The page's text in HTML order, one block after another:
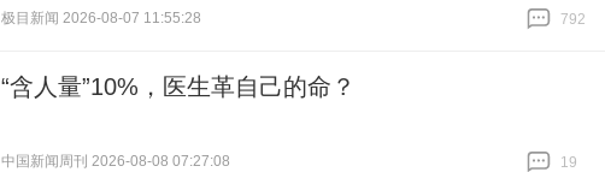
极目新闻 2026-08-07 11:55:28
792
“含人量”10%，医生革自己的命？
中国新闻周刊 2026-08-08 07:27:08
19